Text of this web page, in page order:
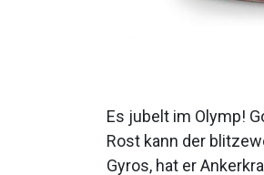
Es jubelt im Olymp!
Rost kann der
Gyros, hat er